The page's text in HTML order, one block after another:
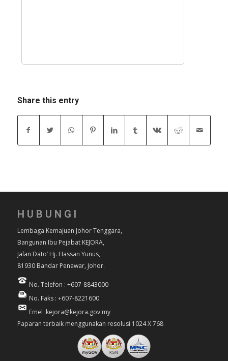
Share this entry
HUBUNGI
Lembaga Kemajuan Johor Tenggara,
Bangunan Ibu Pejabat KEJORA,
Jalan Dato’ Hj. Hassan Yunus,
81930 Bandar Penawar, Johor.
No. Telefon : +607-8843000
No. Faks : +607-8221600
Emel :kejora@kejora.gov.my
Paparan terbaik menggunakan resolusi 1024 X 768